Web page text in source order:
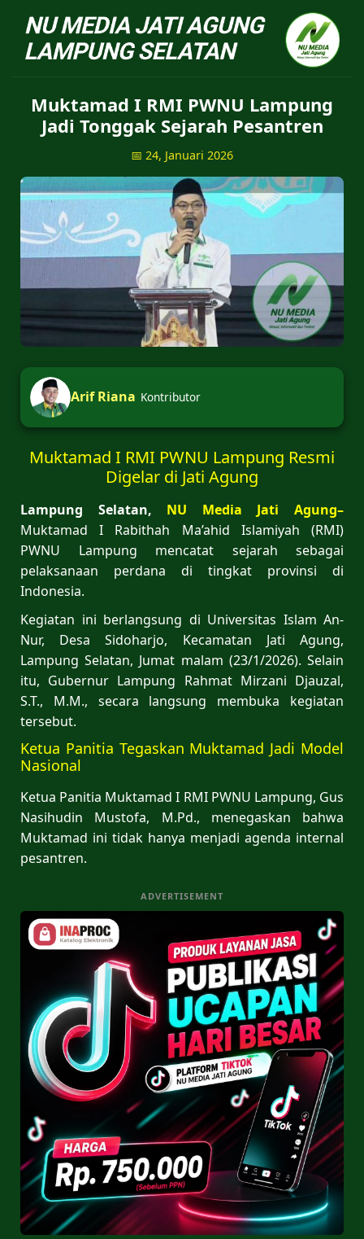
NU Jatiagung - Situs
Muktamad I RMI PWNU Lampung
Jadi Tonggak Sejarah Pesantren
📅 24, Januari 2026
Arif Riana Kontributor
Muktamad I RMI PWNU Lampung Resmi
Digelar di Jati Agung
Lampung Selatan, NU Media Jati Agung–
Muktamad I Rabithah Ma’ahid Islamiyah (RMI)
PWNU Lampung mencatat sejarah sebagai
pelaksanaan perdana di tingkat provinsi di
Indonesia.
Kegiatan ini berlangsung di Universitas Islam An-
Nur, Desa Sidoharjo, Kecamatan Jati Agung,
Lampung Selatan, Jumat malam (23/1/2026). Selain
itu, Gubernur Lampung Rahmat Mirzani Djauzal,
S.T., M.M., secara langsung membuka kegiatan
tersebut.
Ketua Panitia Tegaskan Muktamad Jadi Model
Nasional
Ketua Panitia Muktamad I RMI PWNU Lampung, Gus
Nasihudin Mustofa, M.Pd., menegaskan bahwa
Muktamad ini tidak hanya menjadi agenda internal
pesantren.
ADVERTISEMENT